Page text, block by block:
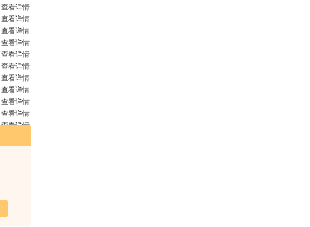
查看详情
查看详情
查看详情
查看详情
查看详情
查看详情
查看详情
查看详情
查看详情
查看详情
查看详情